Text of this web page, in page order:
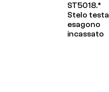
ST5018.*
Stelo testa
esagono
incassato